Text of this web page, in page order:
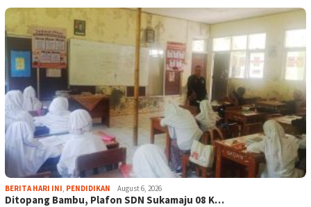
BERITA HARI INI, PENDIDIKAN August 6, 2026
Ditopang Bambu, Plafon SDN Sukamaju 08 K…